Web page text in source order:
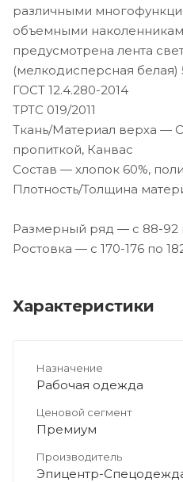
различными
объемными
предусмотрена лента
(мелкодисперсная
ГОСТ 12.4.280-2014
ТРТС 019/2011
Ткань/Материал верха —
пропиткой, Канвас
Состав — хлопок 60%,
Плотность/Толщина
Размерный ряд — с 88-92
Ростовка — с 170-176 по
Характеристики
Назначение
Рабочая одежда
Ценовой сегмент
Премиум
Производитель
Эпицентр-